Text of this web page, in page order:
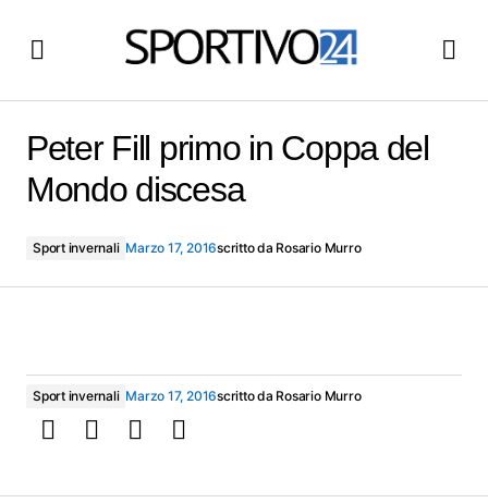
Peter Fill primo in Coppa del
Mondo discesa
Sport invernali Marzo 17, 2016scritto da Rosario Murro
Sport invernali Marzo 17, 2016scritto da Rosario Murro